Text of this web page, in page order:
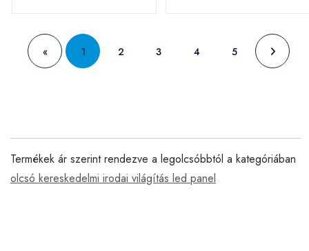
« 1 2 3 4 5
Termékek ár szerint rendezve a legolcsóbbtól a kategóriában
olcsó kereskedelmi irodai világítás led panel